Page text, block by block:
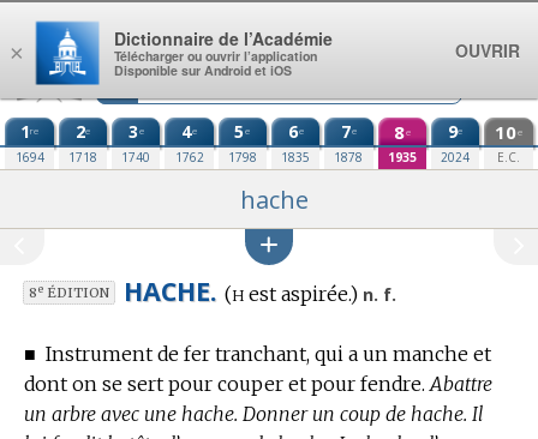
Aller au contenu
1re
1694
2e
1718
3e
1740
4e
1762
5e
1798
6e
1835
7e
1878
8e
1935
9e
2024
10e
E.C.
hache
8eÉDITION HACHE. (h est aspirée.) n. f.
■ Instrument de fer tranchant, qui a un manche et
dont on se sert pour couper et pour fendre. Abattre
un arbre avec une hache. Donner un coup de hache. Il
×
Dictionnaire de l’Académie
Télécharger ou ouvrir l’application
Disponible sur Android et iOS
OUVRIR